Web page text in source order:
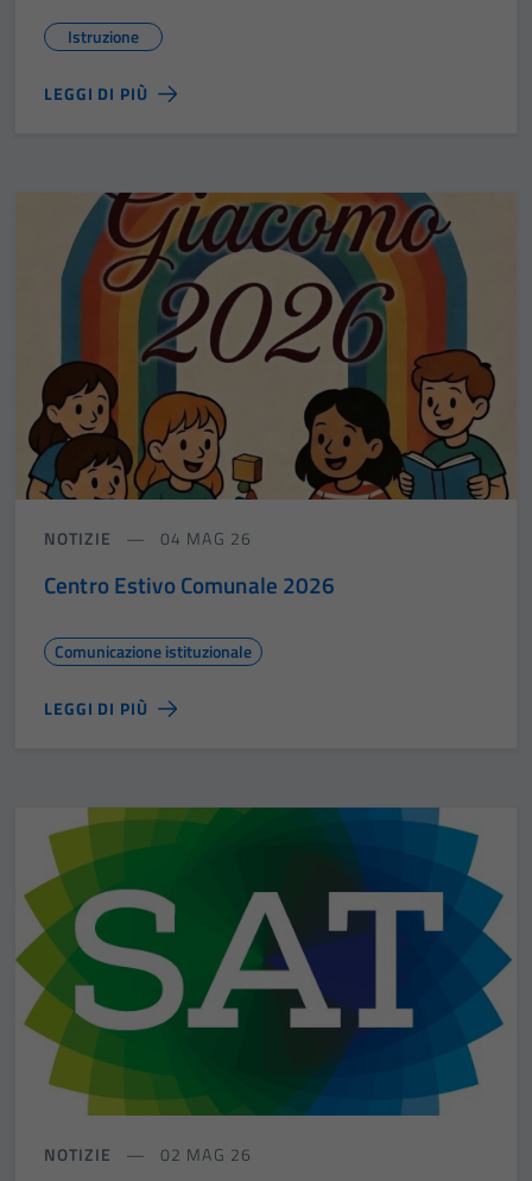
Istruzione
LEGGI DI PIÙ
NOTIZIE 04 MAG 26
Centro Estivo Comunale 2026
Comunicazione istituzionale
LEGGI DI PIÙ
NOTIZIE 02 MAG 26
sono necessari
per il
funzionamento
del sito e non
possono
essere
disabilitati.
Questi cookie
non raccolgono
informazioni
personali.